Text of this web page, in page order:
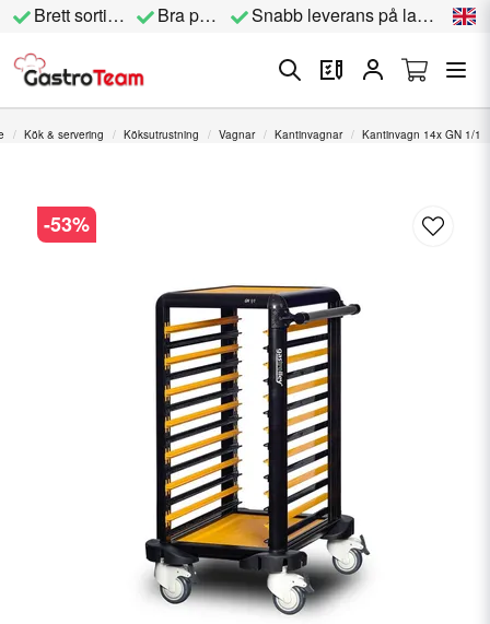
Brett sortiment Bra priser Snabb leverans på lagervara
Kök & servering Köksutrustning Vagnar Kantinvagnar Kantinvagn 14x GN 1/1
-53%